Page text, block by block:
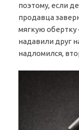
поэтому, если
продавца
мягкую обертку
надавили друг
надломился,